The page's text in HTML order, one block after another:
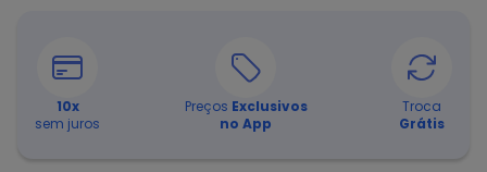
10x
sem juros
Preços Exclusivos
no App
Troca
Grátis